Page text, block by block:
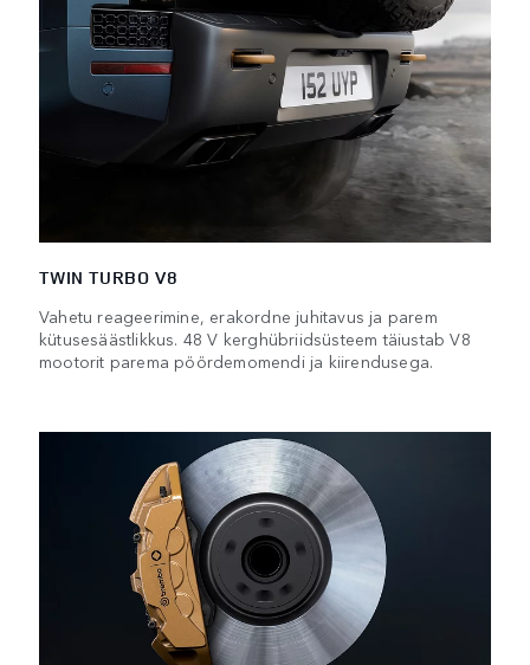
TWIN TURBO V8
Vahetu reageerimine, erakordne juhitavus ja parem
kütusesäästlikkus. 48 V kerghübriidsüsteem täiustab V8
mootorit parema pöördemomendi ja kiirendusega.